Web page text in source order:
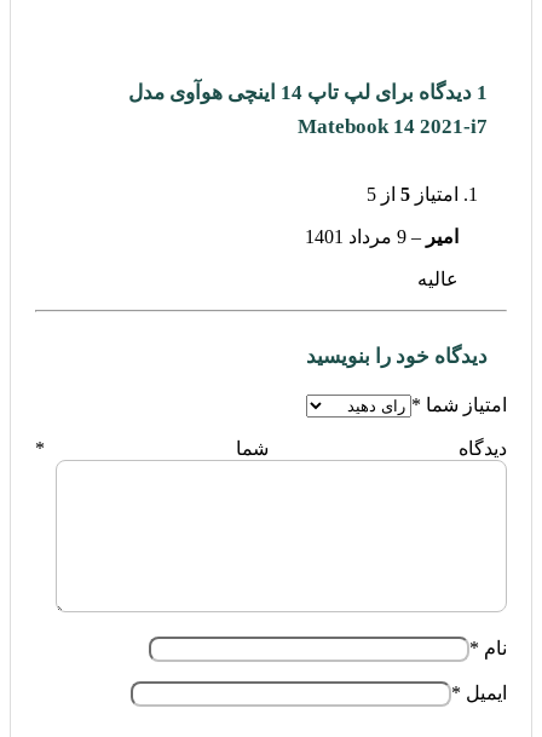
1 دیدگاه برای
لپ تاپ 14 اینچی هوآوی مدل
Matebook 14 2021-i7
امتیاز 5 از 5
امیر – 9 مرداد 1401
عالیه
دیدگاه خود را بنویسید
امتیاز شما *
دیدگاه شما *
نام *
ایمیل *